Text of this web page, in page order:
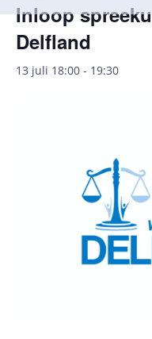
Inloop
Delfland
13 juli 18:00 - 19:30